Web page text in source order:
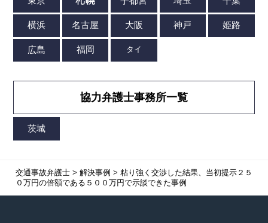
協力弁護士事務所一覧
交通事故弁護士> 解決事例 > 粘り強く交渉した結果、当初提示２５
０万円の倍額である５００万円で示談できた事例